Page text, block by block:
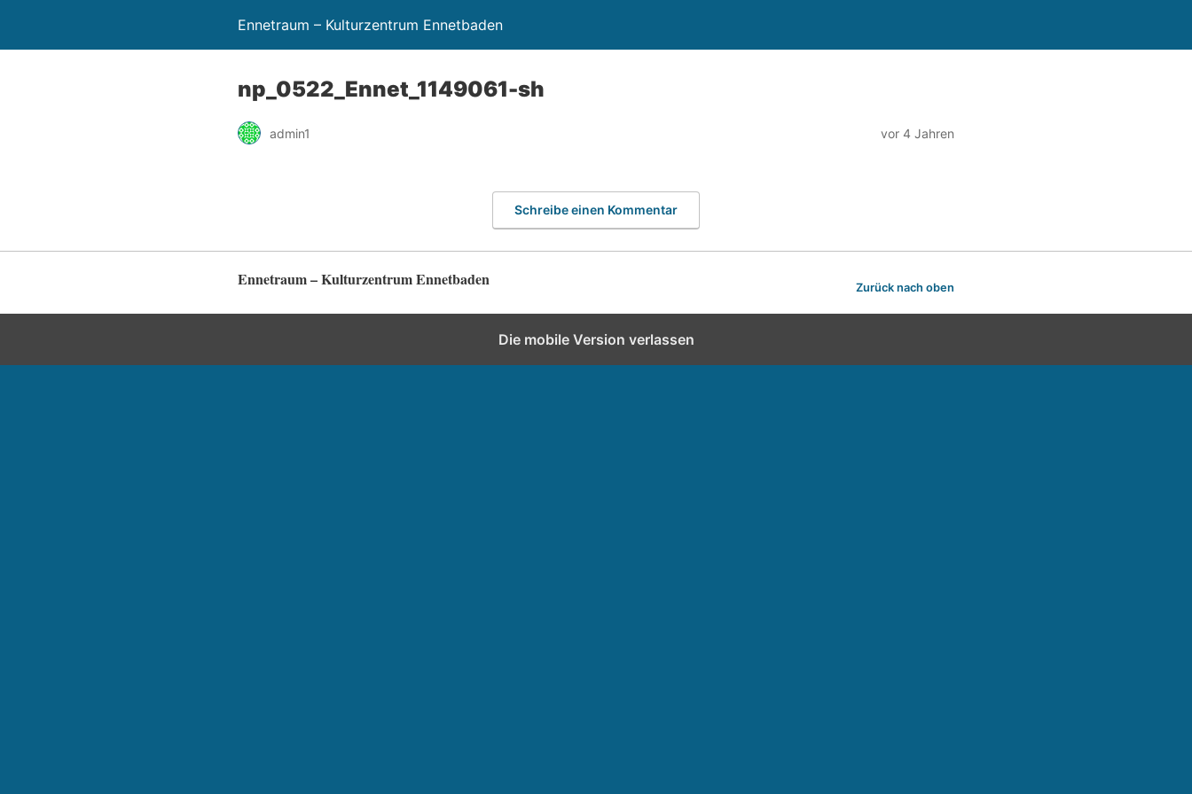
Ennetraum – Kulturzentrum Ennetbaden
np_0522_Ennet_1149061-sh
admin1 vor 4 Jahren
Schreibe einen Kommentar
Ennetraum – Kulturzentrum Ennetbaden Zurück nach oben
Die mobile Version verlassen